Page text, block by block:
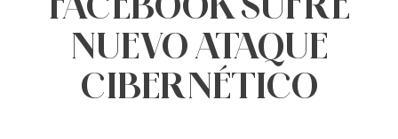
NUEVO ATAQUE
CIBERNÉTICO